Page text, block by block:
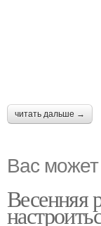
читать дальше →
Вас
Весенняя